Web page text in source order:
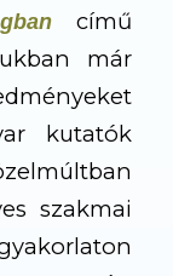
című
már
kutatók
szakmai